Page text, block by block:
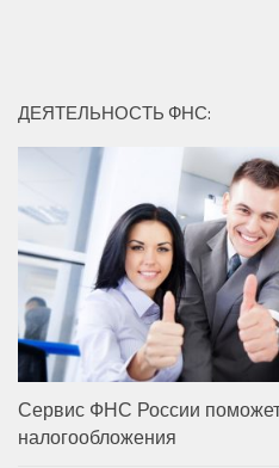
ДЕЯТЕЛЬНОСТЬ ФНС:
Сервис ФНС России
налогообложения